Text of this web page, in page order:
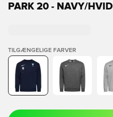
PARK 20 - NAVY/HVID
TILGÆNGELIGE FARVER